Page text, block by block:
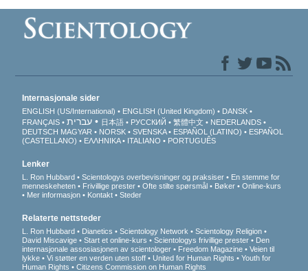
Internasjonale sider
ENGLISH (US/International) ENGLISH (United Kingdom)
DANSK
FRANÇAIS
עברית 日本語 РУССКИЙ 繁體中文
NEDERLANDS
DEUTSCH MAGYAR NORSK SVENSKA ESPAÑOL (LATINO)
ESPAÑOL
(CASTELLANO)
ΕΛΛΗΝΙΚA ITALIANO PORTUGUÊS
Lenker
L. Ron Hubbard Scientologys overbevisninger og praksiser
En stemme for
menneskeheten
Frivillige prester Ofte stilte spørsmål Bøker
Online-kurs
Mer informasjon
Kontakt Steder
Relaterte nettsteder
L. Ron Hubbard Dianetics Scientology Network
Scientology Religion
David Miscavige
Start et online-kurs Scientologys frivillige prester
Den
internasjonale assosiasjonen av scientologer
Freedom Magazine
Veien til
lykke
Vi støtter en verden uten stoff United for Human Rights
Youth for
Human Rights
Citizens Commission on Human Rights